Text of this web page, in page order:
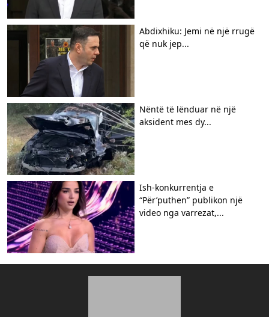
Abdixhiku: Jemi në një rrugë
që nuk jep...
Nëntë të lënduar në një
aksident mes dy...
Ish-konkurrentja e
“Për’puthen” publikon një
video nga varrezat,...